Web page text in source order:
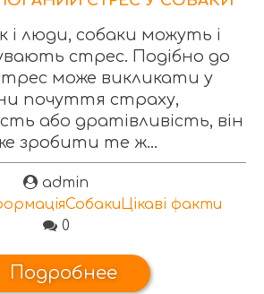
і люди, собаки можуть і
стрес. Подібно до
може викликати у
почуття страху,
або дратівливість, він
зробити те ж...
admin
Собаки Цікаві факти
0
Подробнее